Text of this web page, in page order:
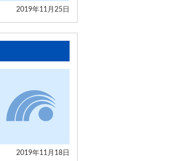
2019年11月25日
2019年11月18日